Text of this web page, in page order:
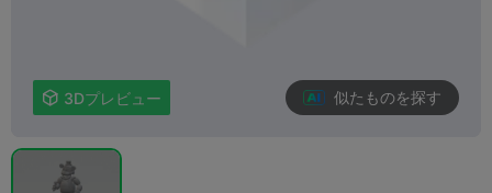
 3Dプレビュー 似たものを探す